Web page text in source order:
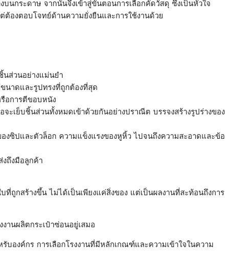
นกระดาษ จากนั้นจึงเข้าสู่ขั้นตอนการเลือกคัดวัสดุ ซึ่งเป็นหัวใจ
ต้องตอบโจทย์ด้านความยั่งยืนและการใช้งานด้วย
นส่วนอย่างแม่นยำ
นาดและรูปทรงที่ถูกต้องที่สุด
อการตีขอบหนัง
ะเย็บชิ้นส่วนทั้งหมดเข้าด้วยกันอย่างปราณีต บรรจงสร้างรูปร่างของ
งซิปและตัวล็อก ความแข็งแรงของหูหิ้ว ไปจนถึงความสะอาดและข้อ
ถึงมือลูกค้า
ถูกสร้างขึ้น ไม่ได้เป็นเพียงแค่สิ่งของ แต่เป็นผลงานที่สะท้อนถึงการ
านผลิตกระเป๋าซ่อนอยู่เสมอ
บองค์กร การเลือกโรงงานที่มีหลักเกณฑ์และความเข้าใจในความ